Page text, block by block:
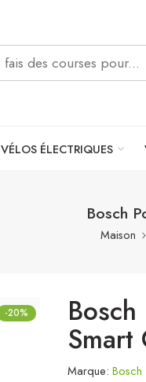
VÉLOS ÉLECTRIQUES
Bosch
Maison
-20%
Smart
Marque: Bosch